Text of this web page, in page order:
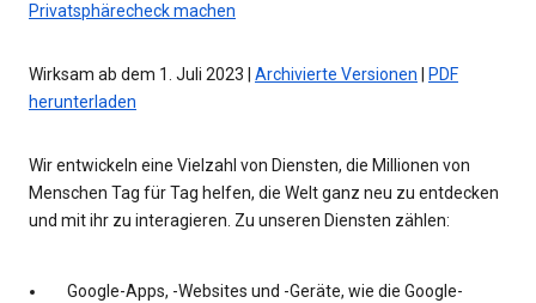
Privatsphärecheck machen
Wirksam ab dem 1. Juli 2023 | Archivierte Versionen
PDF
herunterladen
Wir entwickeln eine Vielzahl von Diensten, die Millionen von
Menschen Tag für Tag helfen, die Welt ganz neu zu entdecken
und mit ihr zu interagieren. Zu unseren Diensten zählen:
Google-Apps, -Websites und -Geräte, wie die Google-